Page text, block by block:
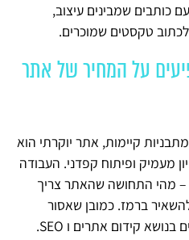
כותבים שמבינים עיצוב,
לכתוב טקסטים שמוכרים.
על המחיר של אתר
קיימות, אתר יוקרתי הוא
מעמיק ופיתוח קפדני. העבודה
– מהי התחושה שהאתר צריך
ברמז. כמובן שאסור
לשכוח את החוקים בננית אתרים בנושא קידום אתרים ו SEO.